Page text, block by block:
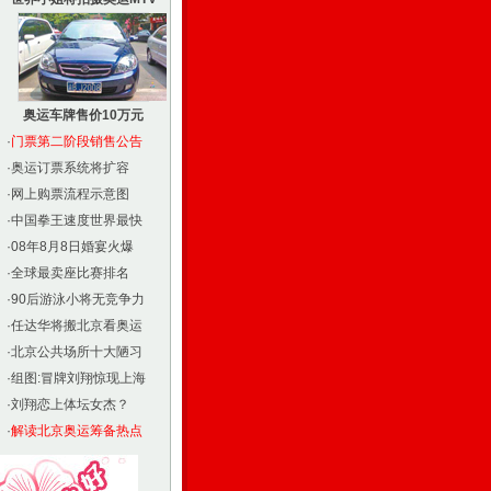
奥运车牌售价10万元
·门票第二阶段销售公告
·奥运订票系统将扩容
· 网上购票流程示意图
·中国拳王速度世界最快
·08年8月8日婚宴火爆
·全球最卖座比赛排名
·90后游泳小将无竞争力
·任达华将搬北京看奥运
·北京公共场所十大陋习
·组图:冒牌刘翔惊现上海
·刘翔恋上体坛女杰？
·解读北京奥运筹备热点